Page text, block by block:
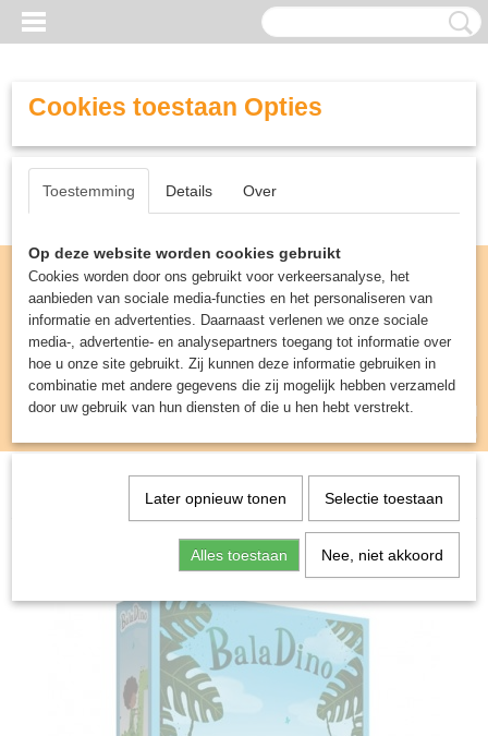
Inloggen Registreren
UW WINKELWAGEN
(0)
Spellen & Puzzels> Baladino - Bordspel
Cookies toestaan Opties
Toestemming Details Over
Op deze website worden cookies gebruikt
Cookies worden door ons gebruikt voor verkeersanalyse, het
aanbieden van sociale media-functies en het personaliseren van
informatie en advertenties. Daarnaast verlenen we onze sociale
media-, advertentie- en analysepartners toegang tot informatie over
hoe u onze site gebruikt. Zij kunnen deze informatie gebruiken in
combinatie met andere gegevens die zij mogelijk hebben verzameld
door uw gebruik van hun diensten of die u hen hebt verstrekt.
Later opnieuw tonen Selectie toestaan
Alles toestaan Nee, niet akkoord